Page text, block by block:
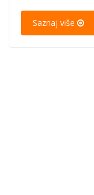
Saznaj više